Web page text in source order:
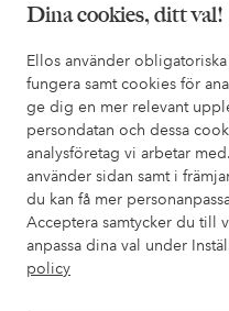
Dina cookies, ditt val!
Ellos använder
fungera samt cookies för
ge dig en mer relevant
persondatan och dessa
analysföretag vi arbetar
använder sidan samt i
du kan få mer
Acceptera samtycker du till
anpassa dina val under
policy
Mina sidor
Om Ellos
Våra tjänster
Villkor